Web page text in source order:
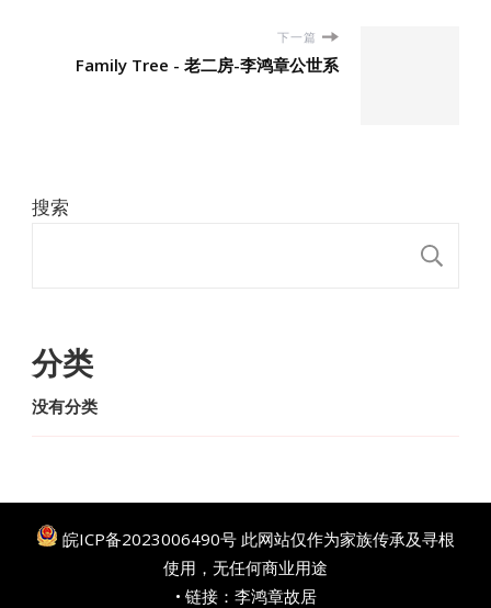
下一篇
Family Tree - 老二房-李鸿章公世系
搜索
分类
没有分类
皖ICP备2023006490号 此网站仅作为家族传承及寻根
使用，无任何商业用途
• 链接： 李鸿章故居